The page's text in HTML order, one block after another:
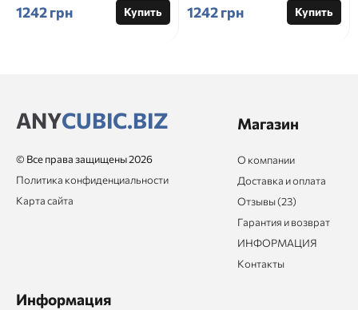
2.0 1 кг 💎 Anycubic High...
1242 грн Купить 1242 грн Купить
ANYCUBIC.BIZ
© Все права защищены 2026
Политика конфиденциальности
Карта сайта
Магазин
О компании
Доставка и оплата
Отзывы (23)
Гарантия и возврат
ИНФОРМАЦИЯ
Контакты
Информация